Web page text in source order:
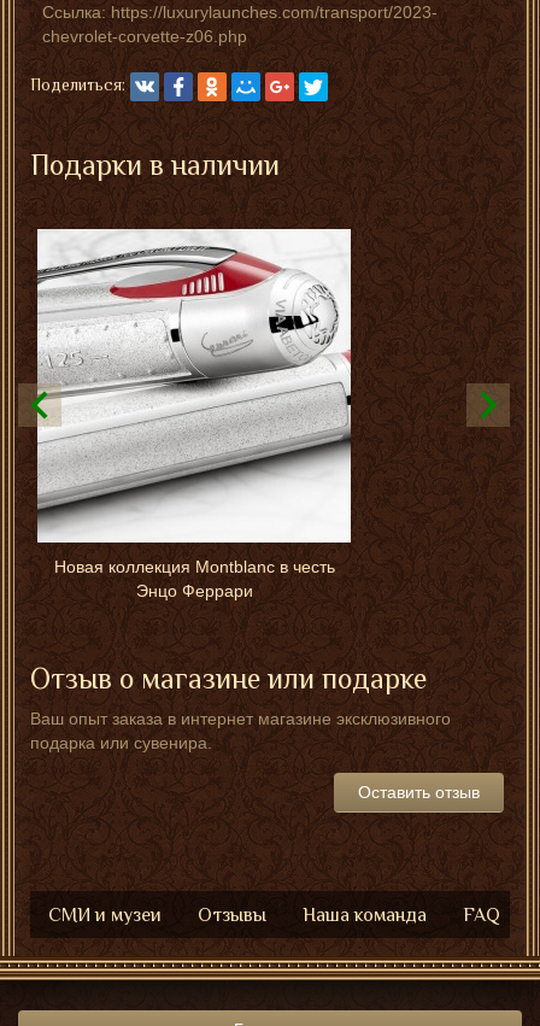
Ссылка: https://luxurylaunches.com/transport/2023-
chevrolet-corvette-z06.php
Поделиться:
Подарки в наличии
Новая коллекция Montblanc в честь
Энцо Феррари
Отзыв о магазине или подарке
Ваш опыт заказа в интернет магазине эксклюзивного
подарка или сувенира.
Оставить отзыв
СМИ и музеи Отзывы Наша команда FAQ